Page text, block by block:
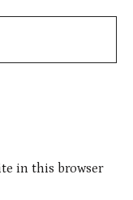
in this browser